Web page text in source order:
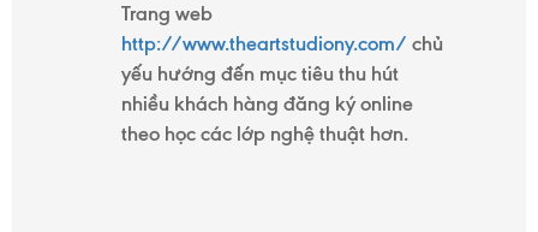
GIỚI
THIỆU
Trang web
http://www.theartstudiony.com/ chủ
yếu hướng đến mục tiêu thu hút
nhiều khách hàng đăng ký online
theo học các lớp nghệ thuật hơn.